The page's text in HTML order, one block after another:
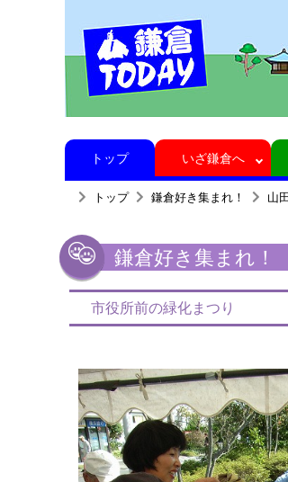
トップ いざ鎌倉へ
トップ 鎌倉好き集まれ！ 山
鎌倉好き集まれ！
市役所前の緑化まつり